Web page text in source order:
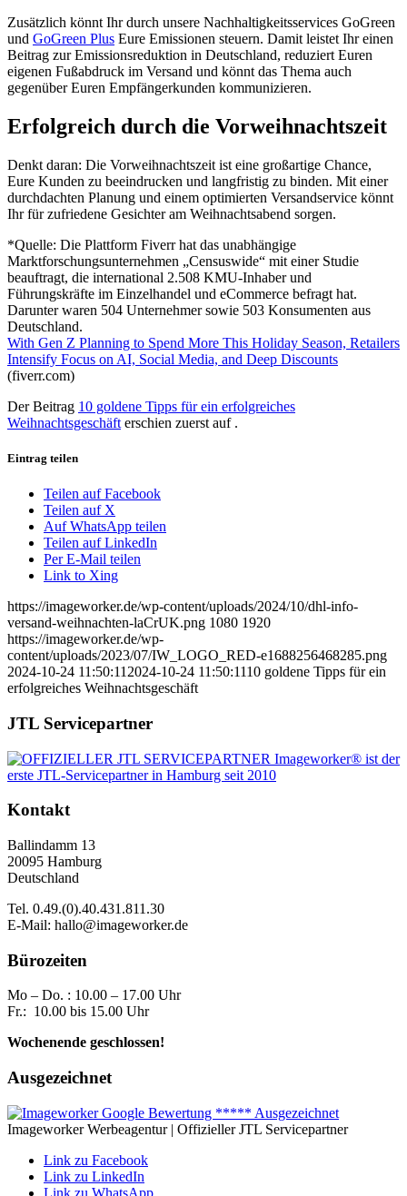
Zusätzlich könnt Ihr durch unsere Nachhaltigkeitsservices GoGreen
und GoGreen Plus Eure Emissionen steuern. Damit leistet Ihr einen
Beitrag zur Emissionsreduktion in Deutschland, reduziert Euren
eigenen Fußabdruck im Versand und könnt das Thema auch
gegenüber Euren Empfängerkunden kommunizieren.
Erfolgreich durch die Vorweihnachtszeit
Denkt daran: Die Vorweihnachtszeit ist eine großartige Chance,
Eure Kunden zu beeindrucken und langfristig zu binden. Mit einer
durchdachten Planung und einem optimierten Versandservice könnt
Ihr für zufriedene Gesichter am Weihnachtsabend sorgen.
*Quelle: Die Plattform Fiverr hat das unabhängige
Marktforschungsunternehmen „Censuswide“ mit einer Studie
beauftragt, die international 2.508 KMU-Inhaber und
Führungskräfte im Einzelhandel und eCommerce befragt hat.
Darunter waren 504 Unternehmer sowie 503 Konsumenten aus
Deutschland.
With Gen Z Planning to Spend More This Holiday Season, Retailers
Intensify Focus on AI, Social Media, and Deep Discounts
(fiverr.com)
Der Beitrag 10 goldene Tipps für ein erfolgreiches
Weihnachtsgeschäft erschien zuerst auf .
Eintrag teilen
Teilen auf Facebook
Teilen auf X
Auf WhatsApp teilen
Teilen auf LinkedIn
Per E-Mail teilen
Link to Xing
https://imageworker.de/wp-content/uploads/2024/10/dhl-info-
versand-weihnachten-laCrUK.png 1080 1920
https://imageworker.de/wp-
content/uploads/2023/07/IW_LOGO_RED-e1688256468285.png
2024-10-24 11:50:11 2024-10-24 11:50:1110 goldene Tipps für ein
erfolgreiches Weihnachtsgeschäft
JTL Servicepartner
Kontakt
Ballindamm 13
20095 Hamburg
Deutschland
Tel. 0.49.(0).40.431.811.30
E-Mail: hallo@imageworker.de
Bürozeiten
Mo – Do. : 10.00 – 17.00 Uhr
Fr.: 10.00 bis 15.00 Uhr
Wochenende geschlossen!
Ausgezeichnet
Imageworker Werbeagentur | Offizieller JTL Servicepartner
Link zu Facebook
Link zu LinkedIn
Link zu WhatsApp